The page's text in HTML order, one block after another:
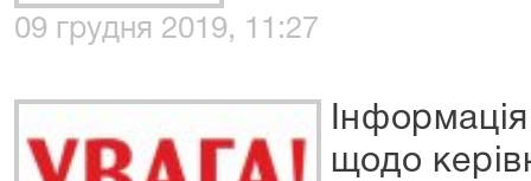
09 грудня 2019, 11:27
щодо